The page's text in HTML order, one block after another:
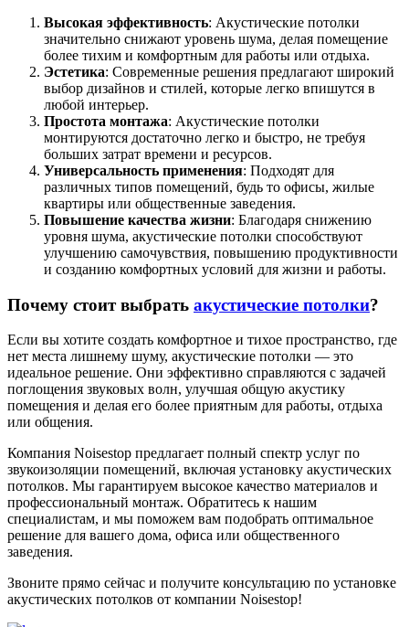
Высокая эффективность: Акустические потолки
значительно снижают уровень шума, делая помещение
более тихим и комфортным для работы или отдыха.
Эстетика: Современные решения предлагают широкий
выбор дизайнов и стилей, которые легко впишутся в
любой интерьер.
Простота монтажа: Акустические потолки
монтируются достаточно легко и быстро, не требуя
больших затрат времени и ресурсов.
Универсальность применения: Подходят для
различных типов помещений, будь то офисы, жилые
квартиры или общественные заведения.
Повышение качества жизни: Благодаря снижению
уровня шума, акустические потолки способствуют
улучшению самочувствия, повышению продуктивности
и созданию комфортных условий для жизни и работы.
Почему стоит выбрать акустические потолки?
Если вы хотите создать комфортное и тихое пространство, где
нет места лишнему шуму, акустические потолки — это
идеальное решение. Они эффективно справляются с задачей
поглощения звуковых волн, улучшая общую акустику
помещения и делая его более приятным для работы, отдыха
или общения.
Компания Noisestop предлагает полный спектр услуг по
звукоизоляции помещений, включая установку акустических
потолков. Мы гарантируем высокое качество материалов и
профессиональный монтаж. Обратитесь к нашим
специалистам, и мы поможем вам подобрать оптимальное
решение для вашего дома, офиса или общественного
заведения.
Звоните прямо сейчас и получите консультацию по установке
акустических потолков от компании Noisestop!